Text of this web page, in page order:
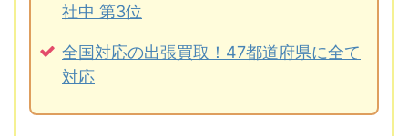
社中 第3位
全国対応の出張買取！47都道府県に全て
対応